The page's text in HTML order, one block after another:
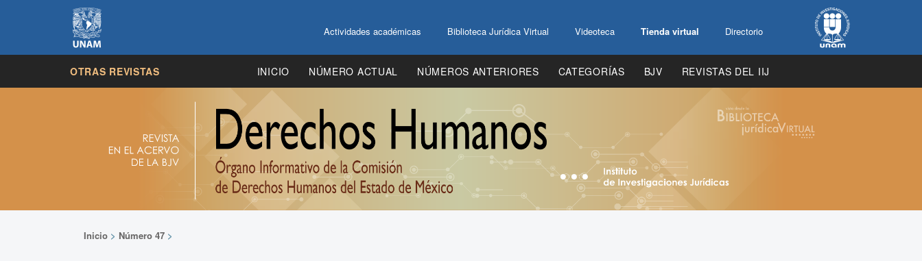
Actividades académicas Biblioteca Jurídica Virtual Videoteca Tienda virtual Directorio
OTRAS REVISTAS INICIO NÚMERO ACTUAL NÚMEROS ANTERIORES CATEGORÍAS BJV REVISTAS DEL IIJ
Inicio > Número 47 >